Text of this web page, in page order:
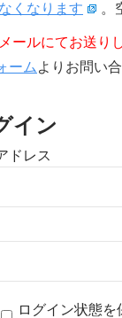
くなります
。
ールにてお送り
ーム よりお問い
イン
ドレス
ログイン状態を